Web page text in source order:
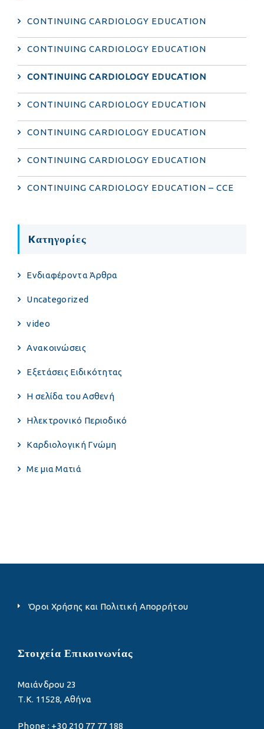
CONTINUING CARDIOLOGY EDUCATION
CONTINUING CARDIOLOGY EDUCATION
CONTINUING CARDIOLOGY EDUCATION
CONTINUING CARDIOLOGY EDUCATION
CONTINUING CARDIOLOGY EDUCATION
CONTINUING CARDIOLOGY EDUCATION
CONTINUING CARDIOLOGY EDUCATION – CCE
Kατηγορίες
Eνδιαφέροντα Άρθρα
Uncategorized
video
Ανακοινώσεις
Εξετάσεις Ειδικότητας
Η σελίδα του Ασθενή
Ηλεκτρονικό Περιοδικό
Καρδιολογική Γνώμη
Με μια Ματιά
Όροι Χρήσης και Πολιτική Απορρήτου
Στοιχεία Επικοινωνίας
Μαιάνδρου 23
Τ.Κ. 11528, Αθήνα
Phone : +30 210 77 77 188